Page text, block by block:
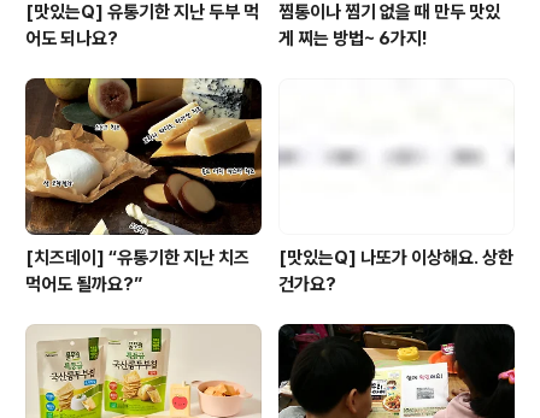
[맛있는Q] 유통기한 지난 두부 먹
어도 되나요?
찜통이나 찜기 없을 때 만두 맛있
게 찌는 방법~ 6가지!
[치즈데이] “유통기한 지난 치즈
먹어도 될까요?”
[맛있는Q] 나또가 이상해요. 상한
건가요?